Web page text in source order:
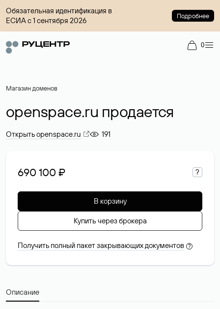
Обязательная идентификация в
ЕСИА с 1 сентября 2026
Подробнее
0
Магазин доменов
openspace.ru продается
Открыть openspace.ru 191
690 100 ₽ ?
В корзину
Купить через брокера
Получить полный пакет закрывающих документов ?
Описание